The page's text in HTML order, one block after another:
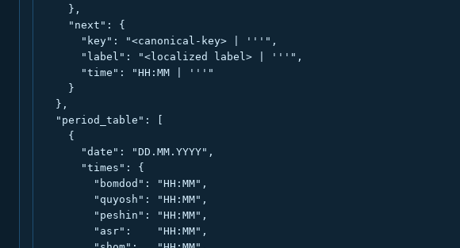
    },
    "next": {
      "key": "<canonical-key> | '''",
      "label": "<localized label> | '''",
      "time": "HH:MM | '''"
    }
  },
  "period_table": [
    {
      "date": "DD.MM.YYYY",
      "times": {
        "bomdod": "HH:MM",
        "quyosh": "HH:MM",
        "peshin": "HH:MM",
        "asr":    "HH:MM",